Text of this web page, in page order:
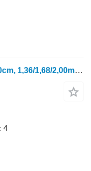
Bomet U052/2 4, korpus: 34-42-50cm, 1,36/1,68/2,00m Leo
4